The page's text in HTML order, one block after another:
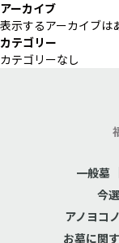
アーカイブ
表示するアーカイブは
カテゴリー
カテゴリーなし
一般墓
今
アノヨコ
お墓に関